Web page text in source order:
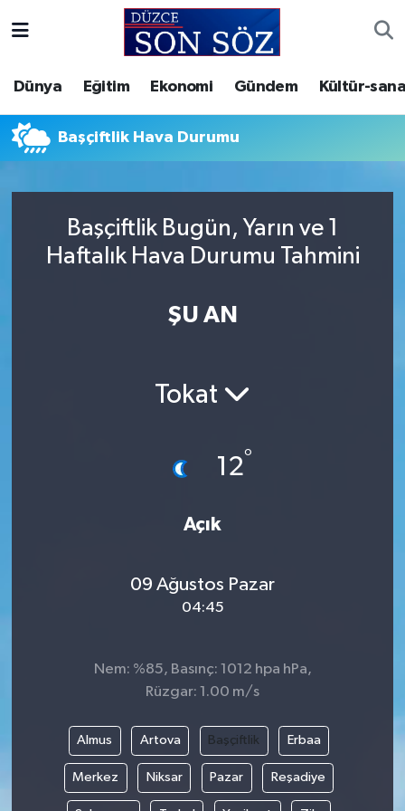
Dünya Eğitim Ekonomi Gündem Kültür-
Başçiftlik Hava Durumu
Başçiftlik Bugün, Yarın ve 1
Haftalık Hava Durumu Tahmini
ŞU AN
Tokat
12°
Açık
09 Ağustos Pazar
04:45
Nem: %85, Basınç: 1012 hpa hPa,
Rüzgar: 1.00 m/s
Almus Artova Başçiftlik Erbaa
Merkez Niksar Pazar Reşadiye
Gizlilik Sözleşmesi
İletişim
Video Galeri
Akçakoca Hava Durumu
Akçakoca Trafik Yoğunluk Haritası
Tüm Manşetler